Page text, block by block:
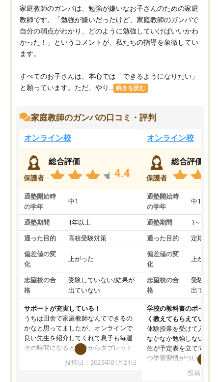
家庭教師のガンバは、勉強が嫌いなお子さんのための家庭
教師です。「勉強が嫌いだったけど、家庭教師のガンバで
自分の弱点がわかり、どのように勉強していけばいいかわ
かった！」というコメントが、私たちの指導を象徴してい
ます。
すべてのお子さんは、本心では「できるようになりたい」
と願っています。ただ、やり...
続きを読む
家庭教師のガンバの口コミ・評判
オンライン校
保護者
総合評価
4.4
通塾開始時
の学年
中1
通塾期間 1年以上
通った目的 高校受験対策
偏差値の変
化
上がった
志望校の合
格
受験していない/結果が
出ていない
サポートが充実している！
うちは田舎で家庭教師なんてできるの
かなと思ってましたが、オンラインで
良い先生を紹介してくれて息子も毎週
その時間になると自分からタブレット
を開いてzoomを繋げるようになりまし
た！5科目なんでもOKなのもとても気
投稿日：2025年01月21日
オンライン校
保護者
総合評価
通塾開始時
の学年
中1
通塾期間 1～3ヵ月
通った目的 定期テス
偏差値の変
化
上がった
志望校の合
格
受験して
出ていな
学校の教科書のポイント
く教えてもらえている
体験授業を受けて入塾し
なかなか勉強しない息子
生が予定表を立ててくれ
つ学習習慣がついてきま
指導が無い日も予定表
投稿日：